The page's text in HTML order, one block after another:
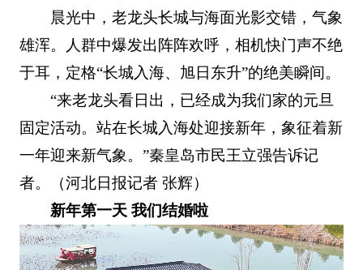
晨光中，老龙头长城与海面光影交错，气象
雄浑。人群中爆发出阵阵欢呼，相机快门声不绝
于耳，定格“长城入海、旭日东升”的绝美瞬间。
“来老龙头看日出，已经成为我们家的元旦
固定活动。站在长城入海处迎接新年，象征着新
一年迎来新气象。”秦皇岛市民王立强告诉记
者。（河北日报记者 张辉）
新年第一天 我们结婚啦